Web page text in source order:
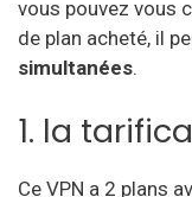
vous pouvez vous
de plan acheté, il
simultanées.
1. la
Ce VPN a 2 plans